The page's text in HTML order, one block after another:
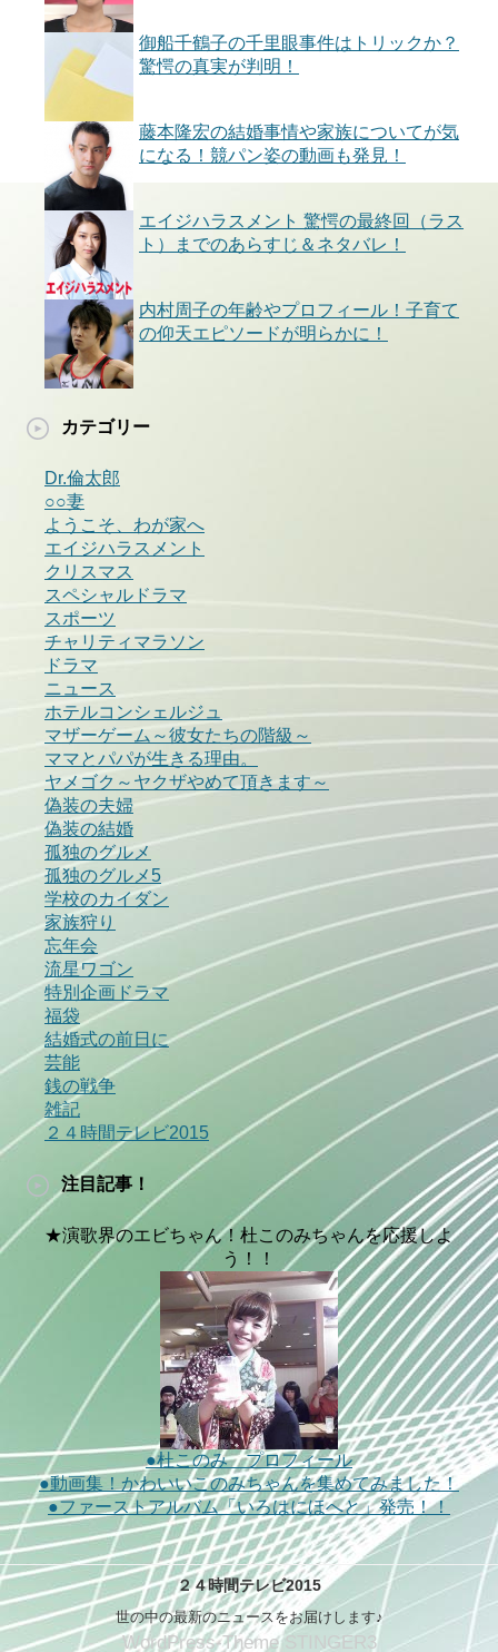
御船千鶴子の千里眼事件はトリックか？
驚愕の真実が判明！
藤本隆宏の結婚事情や家族についてが気
になる！競パン姿の動画も発見！
エイジハラスメント 驚愕の最終回（ラス
ト）までのあらすじ＆ネタバレ！
内村周子の年齢やプロフィール！子育て
の仰天エピソードが明らかに！
カテゴリー
Dr.倫太郎
○○妻
ようこそ、わが家へ
エイジハラスメント
クリスマス
スペシャルドラマ
スポーツ
チャリティマラソン
ドラマ
ニュース
ホテルコンシェルジュ
マザーゲーム～彼女たちの階級～
ママとパパが生きる理由。
ヤメゴク～ヤクザやめて頂きます～
偽装の夫婦
偽装の結婚
孤独のグルメ
孤独のグルメ5
学校のカイダン
家族狩り
忘年会
流星ワゴン
特別企画ドラマ
福袋
結婚式の前日に
芸能
銭の戦争
雑記
２４時間テレビ2015
注目記事！
★演歌界のエビちゃん！杜このみちゃんを応援しよ
う！！
●杜このみ プロフィール
●動画集！かわいいこのみちゃんを集めてみました！
●ファーストアルバム「いろはにほへと」発売！！
２４時間テレビ2015
世の中の最新のニュースをお届けします♪
WordPress-Theme STINGER3